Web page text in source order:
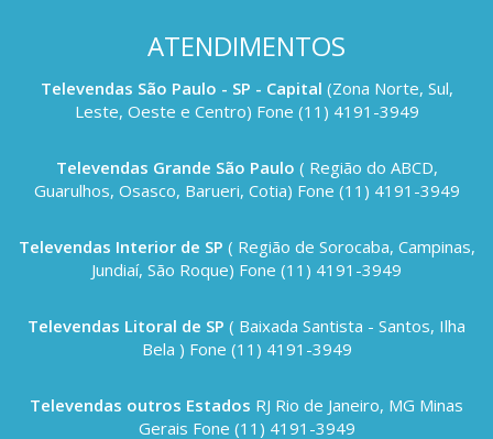
ATENDIMENTOS
Televendas São Paulo - SP - Capital (Zona Norte, Sul,
Leste, Oeste e Centro) Fone (11) 4191-3949
Televendas Grande São Paulo ( Região do ABCD,
Guarulhos, Osasco, Barueri, Cotia) Fone (11) 4191-3949
Televendas Interior de SP ( Região de Sorocaba, Campinas,
Jundiaí, São Roque) Fone (11) 4191-3949
Televendas Litoral de SP ( Baixada Santista - Santos, Ilha
Bela ) Fone (11) 4191-3949
Televendas outros Estados RJ Rio de Janeiro, MG Minas
Gerais Fone (11) 4191-3949